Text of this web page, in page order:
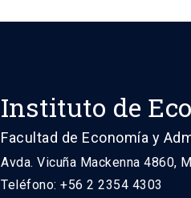
Instituto de
Facultad de Economía y
Avda. Vicuña Mackenna 4860,
Teléfono: +56 2 2354 4303